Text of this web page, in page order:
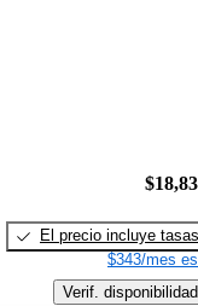
El precio incluye tasas
$343/mes
Verif. disponibilidad